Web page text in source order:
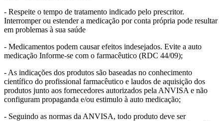
- Respeite o tempo de tratamento indicado pelo prescritor.
Interromper ou estender a medicação por conta própria pode resultar
em problemas à sua saúde
- Medicamentos podem causar efeitos indesejados. Evite a auto
medicação Informe-se com o farmacêutico (RDC 44/09);
- As indicações dos produtos são baseadas no conhecimento
científico do profissional farmacêutico e laudos de aquisição dos
produtos junto aos fornecedores autorizados pela ANVISA e não
configuram propaganda e/ou estimulo à auto medicação;
- Seguindo as normas da ANVISA, todo produto deve ser